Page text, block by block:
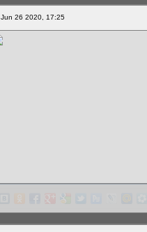
Jun 26 2020, 17:25